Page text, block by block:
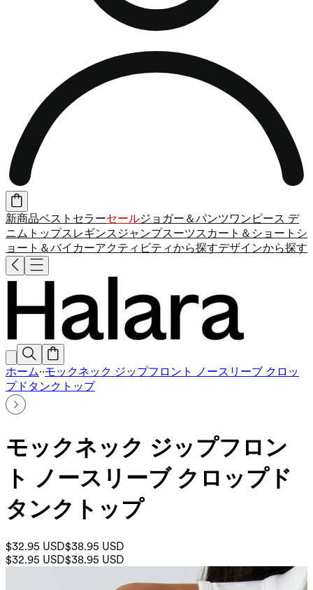
新商品ベストセラーセールジョガー＆パンツワンピース デ
ニム トップス レギンス ジャンプスーツスカート＆ショート シ
ョート＆バイカーアクティビティから探すデザインから探す
ホーム··モックネック ジップフロント ノースリーブ クロッ
プドタンクトップ
モックネック ジップフロン
ト ノースリーブ クロップド
タンクトップ
$32.95 USD$38.95 USD
$32.95 USD$38.95 USD